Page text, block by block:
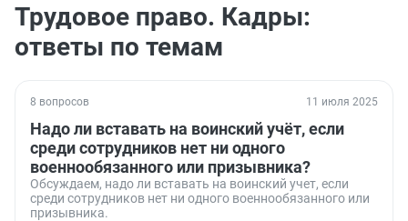
Трудовое право. Кадры:
ответы по темам
8 вопросов 11 июля 2025
Надо ли вставать на воинский учёт, если
среди сотрудников нет ни одного
военнообязанного или призывника?
Обсуждаем, надо ли вставать на воинский учет, если
среди сотрудников нет ни одного военнообязанного или
призывника.